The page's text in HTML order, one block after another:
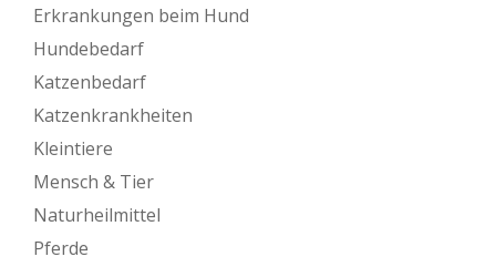
Erkrankungen beim Hund
Hundebedarf
Katzenbedarf
Katzenkrankheiten
Kleintiere
Mensch & Tier
Naturheilmittel
Pferde